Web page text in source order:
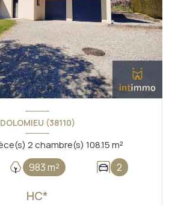
DOLOMIEU (38110)
Maison 3 pièce(s) 2 chambre(s) 108.15 m²
983 m² 2
HC*